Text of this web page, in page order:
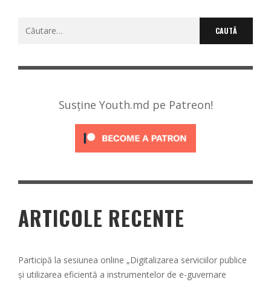
Caută
Susține Youth.md pe Patreon!
ARTICOLE RECENTE
Participă la sesiunea online „Digitalizarea serviciilor publice
și utilizarea eficientă a instrumentelor de e-guvernare